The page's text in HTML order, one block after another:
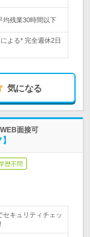
均残業30時間以下
よる* 完全週休2日
気になる
面接可
歴不問
セキュリティチェッ